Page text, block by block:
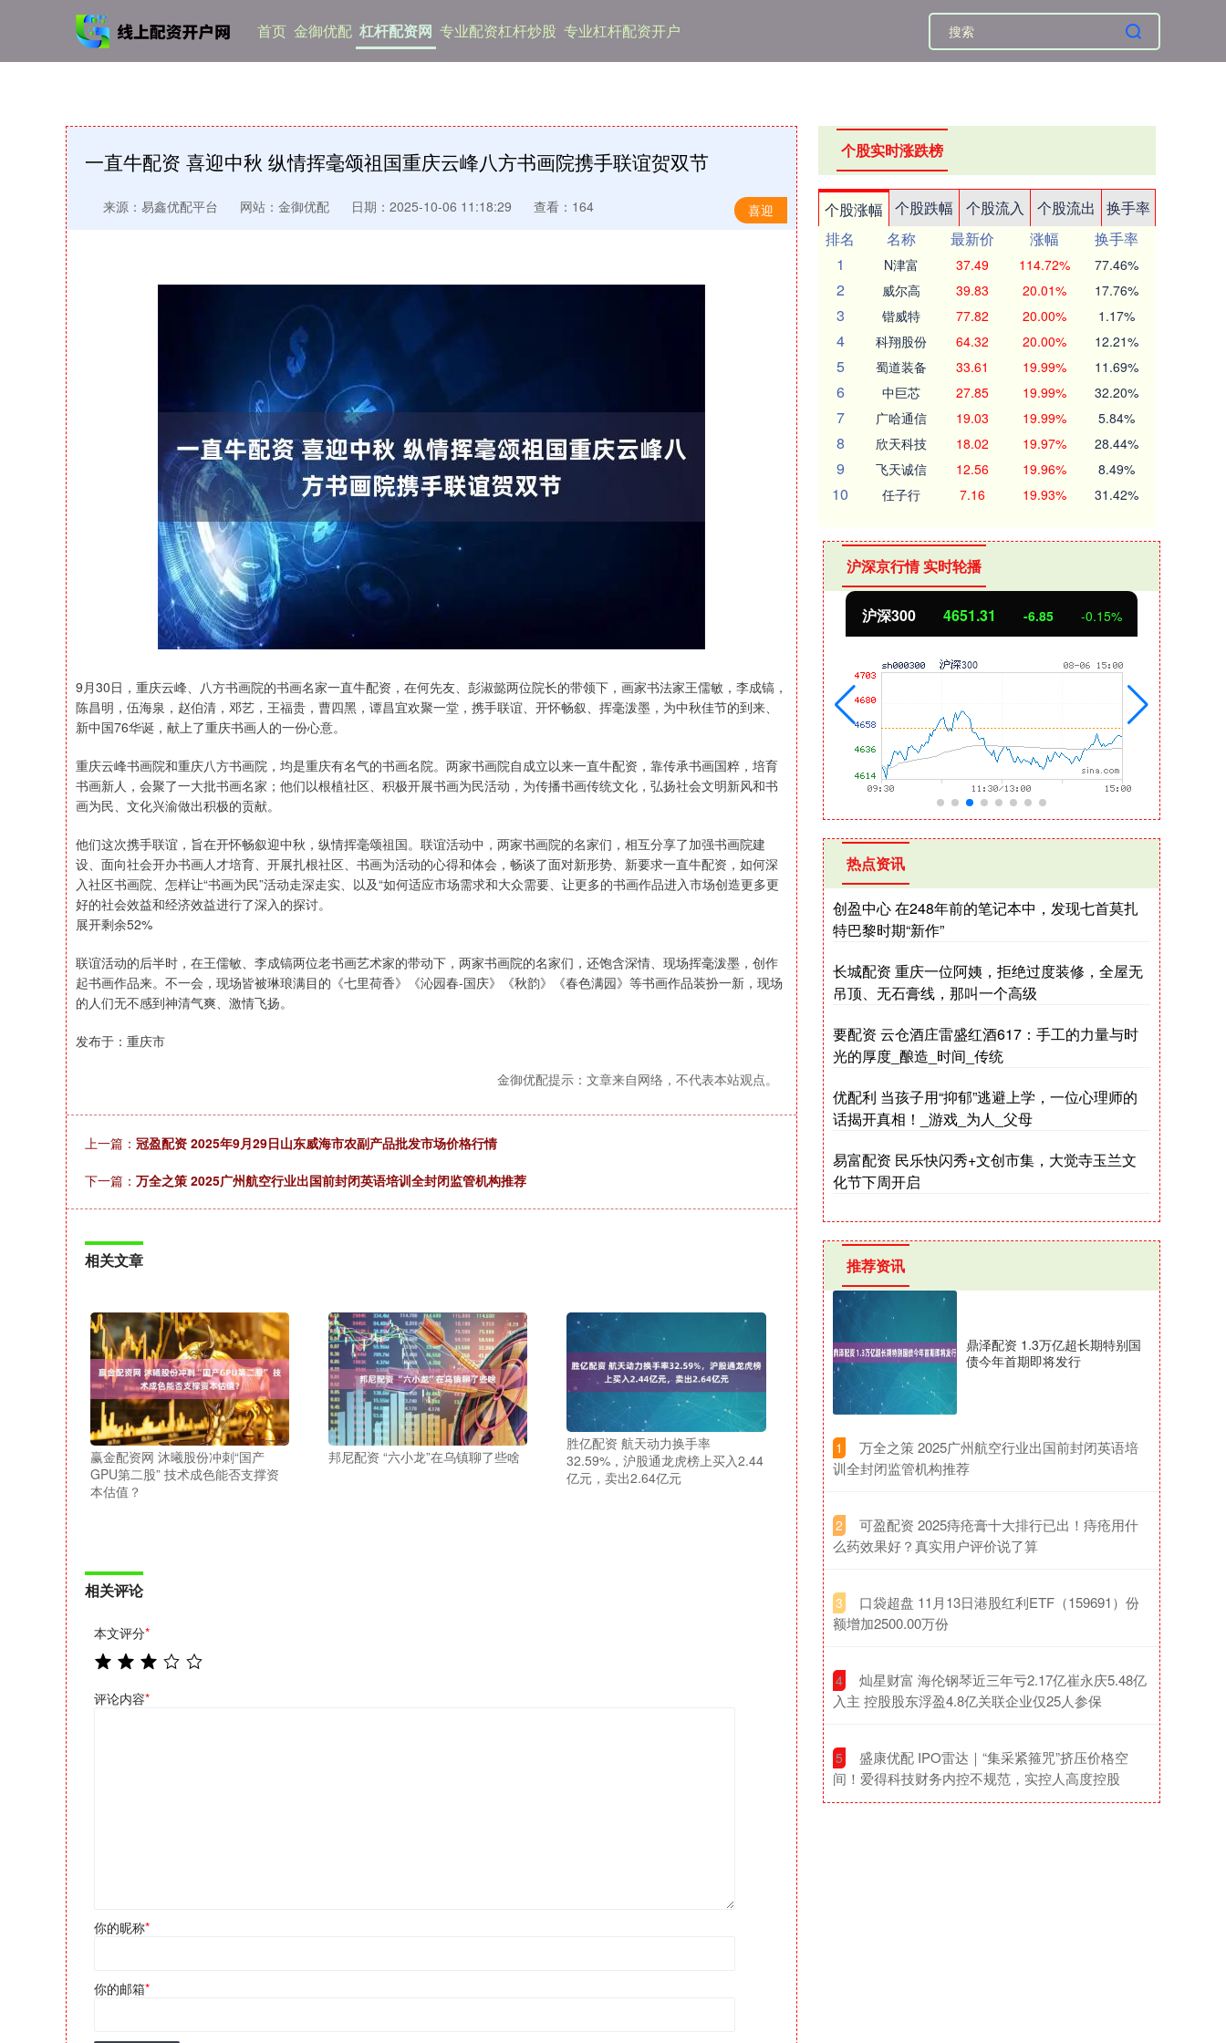
首页 金御优配 杠杆配资网 专业配资杠杆炒股 专业杠杆配资开户
一直牛配资 喜迎中秋 纵情挥毫颂祖国重庆云峰八方书画院携手联谊贺双节
喜迎
来源：易鑫优配平台 网站：金御优配 日期：2025-10-06 11:18:29 查看：164
9月30日，重庆云峰、八方书画院的书画名家一直牛配资，在何先友、彭淑懿两位院长的带领下，画家书法家王儒敏，李成镐，
陈昌明，伍海泉，赵伯清，邓艺，王福贵，曹四黑，谭昌宜欢聚一堂，携手联谊、开怀畅叙、挥毫泼墨，为中秋佳节的到来、
新中国76华诞，献上了重庆书画人的一份心意。
重庆云峰书画院和重庆八方书画院，均是重庆有名气的书画名院。两家书画院自成立以来一直牛配资，靠传承书画国粹，培育
书画新人，会聚了一大批书画名家；他们以根植社区、积极开展书画为民活动，为传播书画传统文化，弘扬社会文明新风和书
画为民、文化兴渝做出积极的贡献。
他们这次携手联谊，旨在开怀畅叙迎中秋，纵情挥毫颂祖国。联谊活动中，两家书画院的名家们，相互分享了加强书画院建
设、面向社会开办书画人才培育、开展扎根社区、书画为活动的心得和体会，畅谈了面对新形势、新要求一直牛配资，如何深
入社区书画院、怎样让“书画为民”活动走深走实、以及“如何适应市场需求和大众需要、让更多的书画作品进入市场创造更多更
好的社会效益和经济效益进行了深入的探讨。
展开剩余52%
联谊活动的后半时，在王儒敏、李成镐两位老书画艺术家的带动下，两家书画院的名家们，还饱含深情、现场挥毫泼墨，创作
起书画作品来。不一会，现场皆被琳琅满目的《七里荷香》《沁园春-国庆》《秋韵》《春色满园》等书画作品装扮一新，现场
的人们无不感到神清气爽、激情飞扬。
发布于：重庆市
金御优配提示：文章来自网络，不代表本站观点。
上一篇： 冠盈配资 2025年9月29日山东威海市农副产品批发市场价格行情
下一篇： 万全之策 2025广州航空行业出国前封闭英语培训全封闭监管机构推荐
相关文章
赢金配资网 沐曦股份冲刺“国产
GPU第二股” 技术成色能否支撑资
本估值？
邦尼配资 “六小龙”在乌镇聊了些啥
胜亿配资 航天动力换手率
32.59%，沪股通龙虎榜上买入2.44
亿元，卖出2.64亿元
相关评论
本文评分*
评论内容*
你的昵称*
你的邮箱*
个股实时涨跌榜
个股涨幅 个股跌幅 个股流入 个股流出
换手率
排名
名称 最新价 涨幅
换手率
1
N津富 37.49 114.72% 77.46%
2 威尔高 39.83 20.01% 17.76%
3 锴威特 77.82 20.00% 1.17%
4 科翔股份 64.32 20.00% 12.21%
5 蜀道装备 33.61 19.99% 11.69%
6 中巨芯 27.85 19.99% 32.20%
7 广哈通信 19.03 19.99% 5.84%
8 欣天科技 18.02 19.97% 28.44%
9 飞天诚信 12.56 19.96% 8.49%
10 任子行 7.16 19.93% 31.42%
沪深京行情 实时轮播
上证指数 3900.35 0.57% 沪深300 4651.31 -6.85 -0.15%
热点资讯
创盈中心 在248年前的笔记本中，发现七首莫扎
特巴黎时期“新作”
长城配资 重庆一位阿姨，拒绝过度装修，全屋无
吊顶、无石膏线，那叫一个高级
要配资 云仓酒庄雷盛红酒617：手工的力量与时
光的厚度_酿造_时间_传统
优配利 当孩子用“抑郁”逃避上学，一位心理师的
话揭开真相！_游戏_为人_父母
易富配资 民乐快闪秀+文创市集，大觉寺玉兰文
化节下周开启
推荐资讯
鼎泽配资 1.3万亿超长期特别国
债今年首期即将发行
1
​万全之策 2025广州航空行业出国前封闭英语培
训全封闭监管机构推荐
2
​可盈配资 2025痔疮膏十大排行已出！痔疮用什
么药效果好？真实用户评价说了算
3
​口袋超盘 11月13日港股红利ETF（159691）份
额增加2500.00万份
4
​灿星财富 海伦钢琴近三年亏2.17亿崔永庆5.48亿
入主 控股股东浮盈4.8亿关联企业仅25人参保
5
​盛康优配 IPO雷达｜“集采紧箍咒”挤压价格空
间！爱得科技财务内控不规范，实控人高度控股